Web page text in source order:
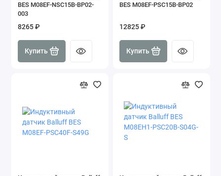
BES M08EF-NSC15B-BP02-
003
8265 ₽
Купить
BES M08EF-PSC15B-BP02
12825 ₽
Купить